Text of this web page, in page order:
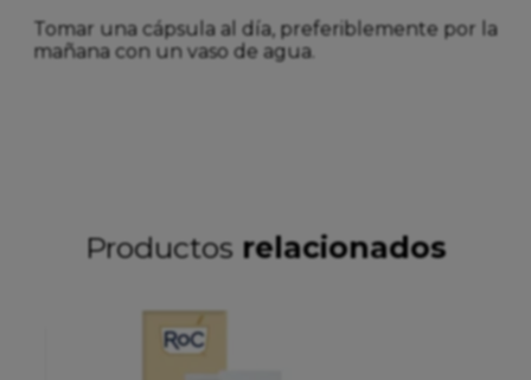
Tomar una cápsula al día, preferiblemente por la
mañana con un vaso de agua.
Productos relacionados